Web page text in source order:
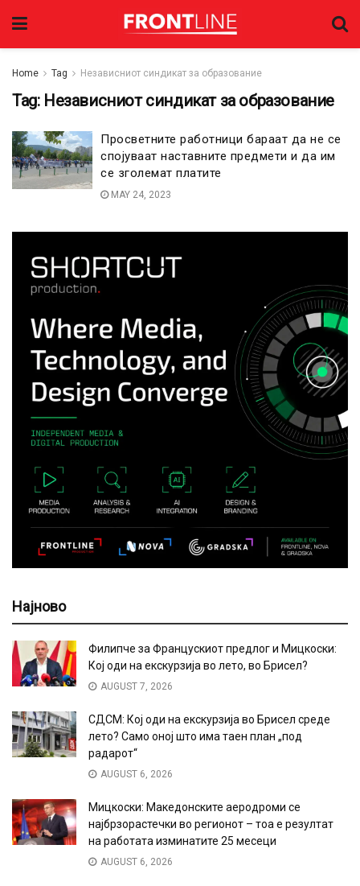
Home Tag Независниот синдикат за образование
Tag: Независниот синдикат за образование
Просветните работници бараат да не се
спојуваат наставните предмети и да им
се зголемат платите
MAY 24, 2023
Најново
Филипче за Францускиот предлог и Мицкоски:
Кој оди на екскурзија во лето, во Брисел?
AUGUST 7, 2026
СДСМ: Кој оди на екскурзија во Брисел среде
лето? Само оној што има таен план „под
радарот“
AUGUST 6, 2026
Мицкоски: Македонските аеродроми се
најбрзорастечки во регионот – тоа е резултат
на работата изминатите 25 месеци
AUGUST 6, 2026